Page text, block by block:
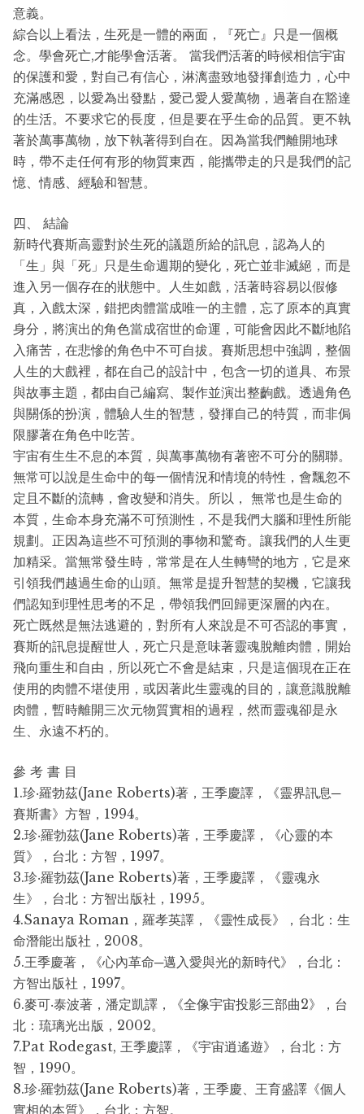
意義。
綜合以上看法，生死是一體的兩面，『死亡』只是一個概
念。學會死亡,才能學會活著。 當我們活著的時候相信宇宙
的保護和愛，對自己有信心，淋漓盡致地發揮創造力，心中
充滿感恩，以愛為出發點，愛己愛人愛萬物，過著自在豁達
的生活。不要求它的長度，但是要在乎生命的品質。更不執
著於萬事萬物，放下執著得到自在。因為當我們離開地球
時，帶不走任何有形的物質東西，能攜帶走的只是我們的記
憶、情感、經驗和智慧。
四、 結論
新時代賽斯高靈對於生死的議題所給的訊息，認為人的
「生」與「死」只是生命週期的變化，死亡並非滅絕，而是
進入另一個存在的狀態中。人生如戲，活著時容易以假修
真，入戲太深，錯把肉體當成唯一的主體，忘了原本的真實
身分，將演出的角色當成宿世的命運，可能會因此不斷地陷
入痛苦，在悲慘的角色中不可自拔。賽斯思想中強調，整個
人生的大戲裡，都在自己的設計中，包含一切的道具、布景
與故事主題，都由自己編寫、製作並演出整齣戲。透過角色
與關係的扮演，體驗人生的智慧，發揮自己的特質，而非侷
限膠著在角色中吃苦。
宇宙有生生不息的本質，與萬事萬物有著密不可分的關聯。
無常可以說是生命中的每一個情況和情境的特性，會飄忽不
定且不斷的流轉，會改變和消失。所以， 無常也是生命的
本質，生命本身充滿不可預測性，不是我們大腦和理性所能
規劃。正因為這些不可預測的事物和驚奇。讓我們的人生更
加精采。當無常發生時，常常是在人生轉彎的地方，它是來
引領我們越過生命的山頭。無常是提升智慧的契機，它讓我
們認知到理性思考的不足，帶領我們回歸更深層的內在。
死亡既然是無法逃避的，對所有人來說是不可否認的事實，
賽斯的訊息提醒世人，死亡只是意味著靈魂脫離肉體，開始
飛向重生和自由，所以死亡不會是結束，只是這個現在正在
使用的肉體不堪使用，或因著此生靈魂的目的，讓意識脫離
肉體，暫時離開三次元物質實相的過程，然而靈魂卻是永
生、永遠不朽的。
參 考 書 目
1.珍‧羅勃茲(Jane Roberts)著，王季慶譯，《靈界訊息─
賽斯書》方智，1994。
2.珍‧羅勃茲(Jane Roberts)著，王季慶譯，《心靈的本
質》，台北：方智，1997。
3.珍‧羅勃茲(Jane Roberts)著，王季慶譯，《靈魂永
生》，台北：方智出版社，1995。
4.Sanaya Roman，羅孝英譯，《靈性成長》，台北：生
命潛能出版社，2008。
5.王季慶著，《心內革命─邁入愛與光的新時代》，台北：
方智出版社，1997。
6.麥可‧泰波著，潘定凱譯，《全像宇宙投影三部曲2》，台
北：琉璃光出版，2002。
7.Pat Rodegast, 王季慶譯，《宇宙逍遙遊》，台北：方
智，1990。
8.珍‧羅勃茲(Jane Roberts)著，王季慶、王育盛譯《個人
實相的本質》，台北：方智。